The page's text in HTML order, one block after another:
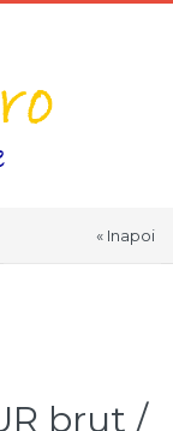
« Inapoi
brut /